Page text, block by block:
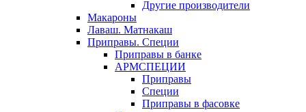
Другие производители
Макароны
Лаваш. Матнакаш
Приправы. Специи
Приправы в банке
АРМСПЕЦИИ
Приправы
Специи
Приправы в фасовке